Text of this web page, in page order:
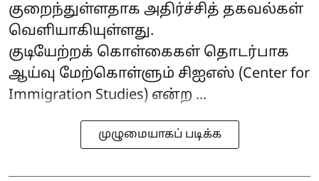
குறைந்துள்ளதாக அதிர்ச்சித் தகவல்கள்
வெளியாகியுள்ளது.
குடியேற்றக் கொள்கைகள் தொடர்பாக
ஆய்வு மேற்கொள்ளும் சிஐஎஸ் (Center for
Immigration Studies) என்ற ...
முழுமையாகப் படிக்க